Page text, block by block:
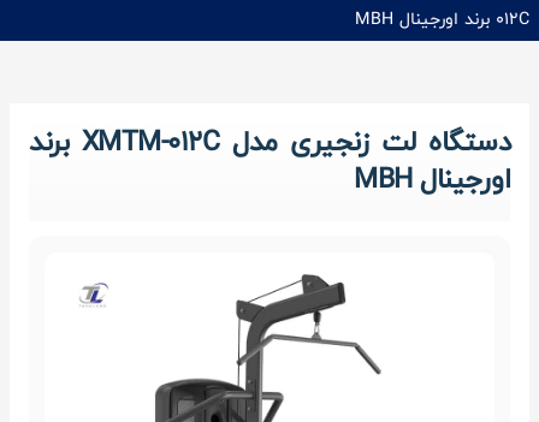
012C برند اورجینال MBH
دستگاه لت زنجیری مدل XMTM-012C برند
اورجینال MBH